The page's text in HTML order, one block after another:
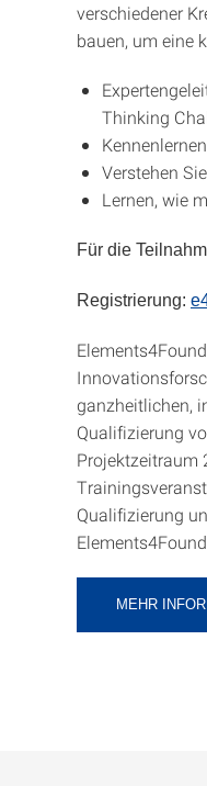
verschiedener
bauen, um eine
Thinking
Verstehen
Lernen, wie
Für die
Registrierung:
ganzheitlichen,
Qualifizierung
Projektzeitraum
Qualifizierung
MEHR